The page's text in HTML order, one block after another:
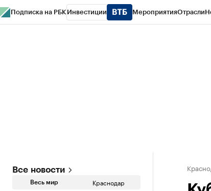
Подписка на РБК Инвестиции МероприятияОтрасли
Все новости
Весь мир Краснодар